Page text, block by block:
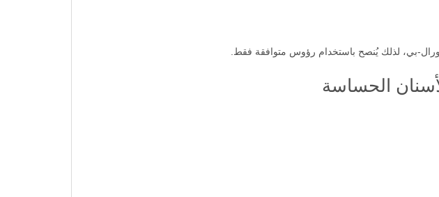
بي، لذلك يُنصح باستخدام رؤوس متوافقة فقط.